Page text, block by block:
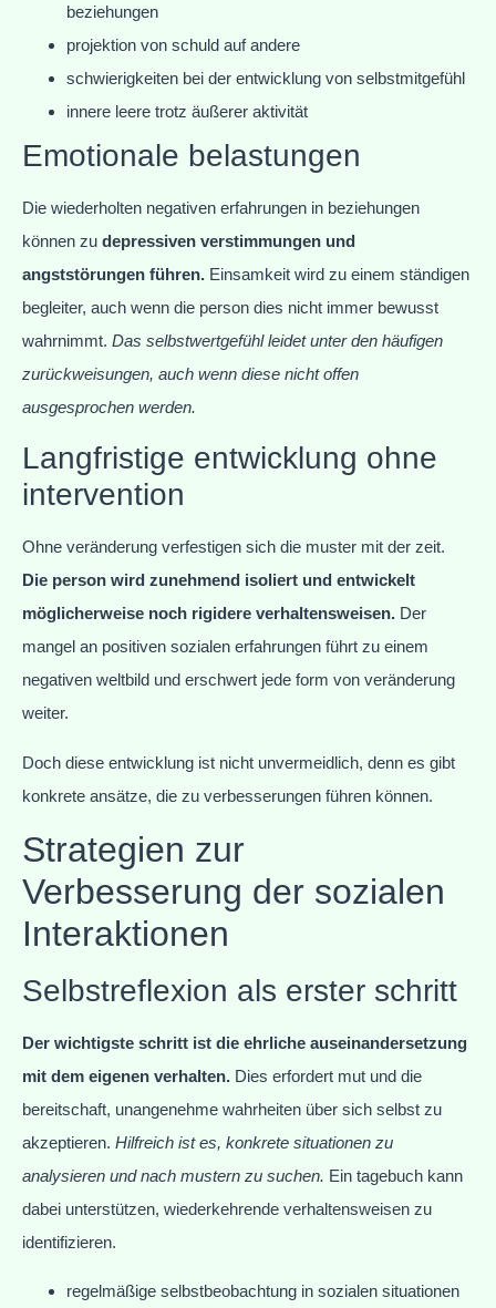
beziehungen
projektion von schuld auf andere
schwierigkeiten bei der entwicklung von selbstmitgefühl
innere leere trotz äußerer aktivität
Emotionale belastungen
Die wiederholten negativen erfahrungen in beziehungen
können zu depressiven verstimmungen und
angststörungen führen. Einsamkeit wird zu einem ständigen
begleiter, auch wenn die person dies nicht immer bewusst
wahrnimmt. Das selbstwertgefühl leidet unter den häufigen
zurückweisungen, auch wenn diese nicht offen
ausgesprochen werden.
Langfristige entwicklung ohne
intervention
Ohne veränderung verfestigen sich die muster mit der zeit.
Die person wird zunehmend isoliert und entwickelt
möglicherweise noch rigidere verhaltensweisen. Der
mangel an positiven sozialen erfahrungen führt zu einem
negativen weltbild und erschwert jede form von veränderung
weiter.
Doch diese entwicklung ist nicht unvermeidlich, denn es gibt
konkrete ansätze, die zu verbesserungen führen können.
Strategien zur
Verbesserung der sozialen
Interaktionen
Selbstreflexion als erster schritt
Der wichtigste schritt ist die ehrliche auseinandersetzung
mit dem eigenen verhalten. Dies erfordert mut und die
bereitschaft, unangenehme wahrheiten über sich selbst zu
akzeptieren. Hilfreich ist es, konkrete situationen zu
analysieren und nach mustern zu suchen. Ein tagebuch kann
dabei unterstützen, wiederkehrende verhaltensweisen zu
identifizieren.
regelmäßige selbstbeobachtung in sozialen situationen